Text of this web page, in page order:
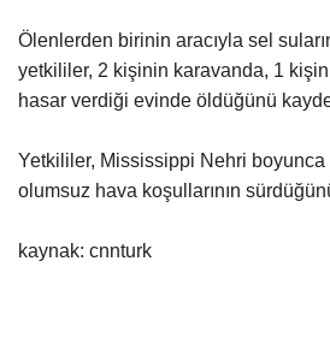
Ölenlerden birinin aracıyla sel
yetkililer, 2 kişinin karavanda, 1
hasar verdiği evinde öldüğünü
Yetkililer, Mississippi Nehri
olumsuz hava koşullarının
kaynak: cnnturk